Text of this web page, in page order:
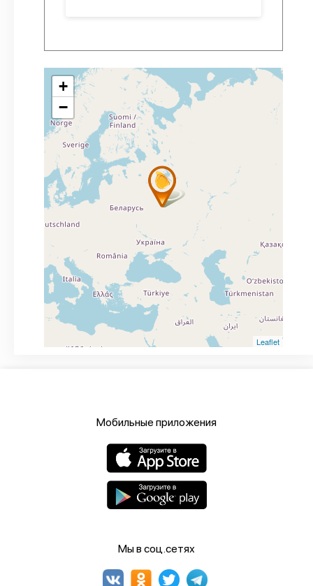
+
−
Leaflet
Мобильные приложения
Мы в соц.сетях